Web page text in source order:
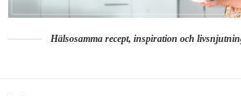
Hälsosamma recept, inspiration och